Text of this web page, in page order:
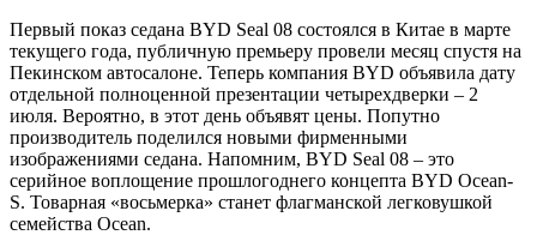
Первый показ седана BYD Seal 08 состоялся в Китае в марте
текущего года, публичную премьеру провели месяц спустя на
Пекинском автосалоне. Теперь компания BYD объявила дату
отдельной полноценной презентации четырехдверки – 2
июля. Вероятно, в этот день объявят цены. Попутно
производитель поделился новыми фирменными
изображениями седана. Напомним, BYD Seal 08 – это
серийное воплощение прошлогоднего концепта BYD Ocean-
S. Товарная «восьмерка» станет флагманской легковушкой
семейства Ocean.